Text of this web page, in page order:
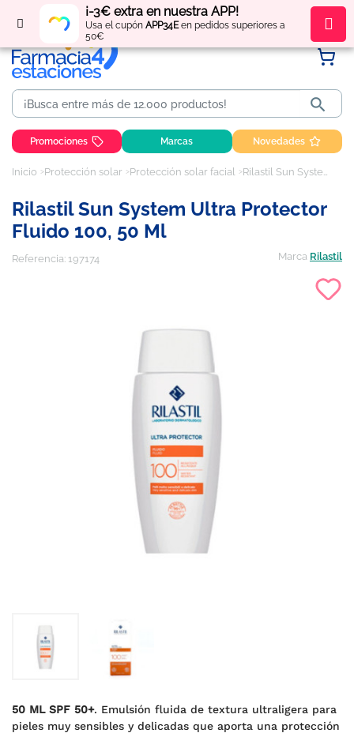
¡-3€ extra en nuestra APP!
Usa el cupón APP34Een pedidos superiores a
50€
Regístratey obténpuntos por tus compras

Promociones Marcas Novedades
Inicio Protección solar Protección solar facial Rilastil Sun System Ultra Protector Fluido 100, 50 ml
Rilastil Sun System Ultra Protector
Fluido 100, 50 Ml
Referencia: 197174 Marca Rilastil
50 ML SPF 50+. Emulsión fluida de textura ultraligera para
pieles muy sensibles y delicadas que aporta una protección